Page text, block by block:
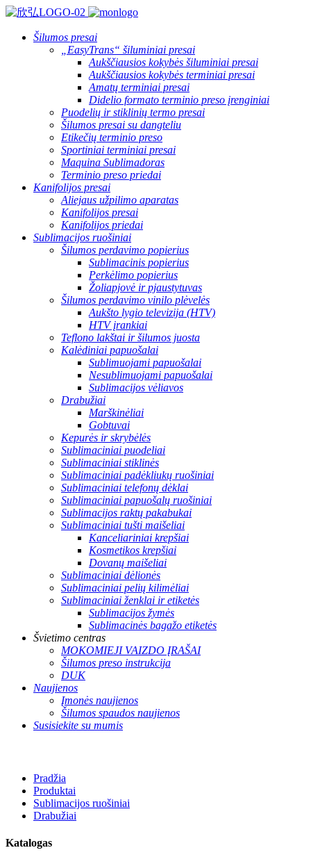
Šilumos presai
„EasyTrans“ šiluminiai presai
Aukščiausios kokybės šiluminiai presai
Aukščiausios kokybės terminiai presai
Amatų terminiai presai
Didelio formato terminio preso įrenginiai
Puodelių ir stiklinių termo presai
Šilumos presai su dangteliu
Etikečių terminio preso
Sportiniai terminiai presai
Maquina Sublimadoras
Terminio preso priedai
Kanifolijos presai
Aliejaus užpilimo aparatas
Kanifolijos presai
Kanifolijos priedai
Sublimacijos ruošiniai
Šilumos perdavimo popierius
Sublimacinis popierius
Perkėlimo popierius
Žoliapjovė ir pjaustytuvas
Šilumos perdavimo vinilo plėvelės
Aukšto lygio televizija (HTV)
HTV įrankiai
Teflono lakštai ir šilumos juosta
Kalėdiniai papuošalai
Sublimuojami papuošalai
Nesublimuojami papuošalai
Sublimacijos vėliavos
Drabužiai
Marškinėliai
Gobtuvai
Kepurės ir skrybėlės
Sublimaciniai puodeliai
Sublimaciniai stiklinės
Sublimaciniai padėkliukų ruošiniai
Sublimaciniai telefonų dėklai
Sublimaciniai papuošalų ruošiniai
Sublimacijos raktų pakabukai
Sublimaciniai tušti maišeliai
Kanceliariniai krepšiai
Kosmetikos krepšiai
Dovanų maišeliai
Sublimaciniai dėlionės
Sublimaciniai pelių kilimėliai
Sublimaciniai ženklai ir etiketės
Sublimacijos žymės
Sublimacinės bagažo etiketės
Švietimo centras
MOKOMIEJI VAIZDO ĮRAŠAI
Šilumos preso instrukcija
DUK
Naujienos
Įmonės naujienos
Šilumos spaudos naujienos
Susisiekite su mumis
Pradžia
Produktai
Sublimacijos ruošiniai
Drabužiai
Katalogas